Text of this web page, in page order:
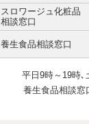
スロワージュ化粧品
相談窓口
養生食品相談窓口
平日9時～19時､
養生食品相談窓